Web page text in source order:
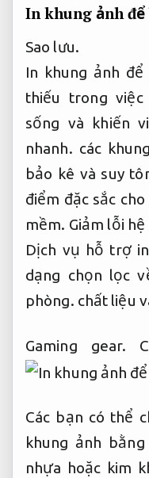
In khung ảnh để
Sao lưu.
In khung ảnh
thiếu trong việc
sống và khiến
nhanh. các
bảo kê và suy
điểm đặc sắc
mềm. Giảm lỗi
Dịch vụ hỗ trợ
dạng chọn lọc
phòng. chất liệu
Gaming gear.
Các bạn có thể
khung ảnh bằng
nhựa hoặc kim